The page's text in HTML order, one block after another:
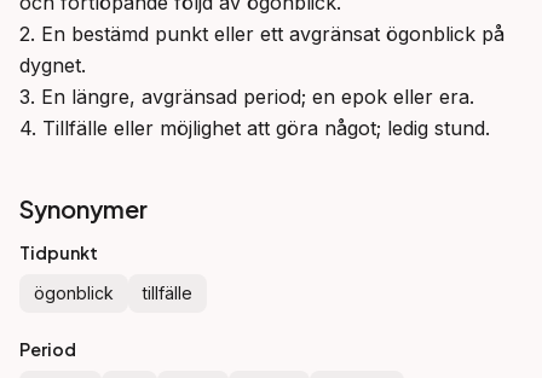
2. En bestämd punkt eller ett avgränsat ögonblick på
dygnet.
3. En längre, avgränsad period; en epok eller era.
4. Tillfälle eller möjlighet att göra något; ledig stund.
Synonymer
Tidpunkt
ögonblick tillfälle
Period